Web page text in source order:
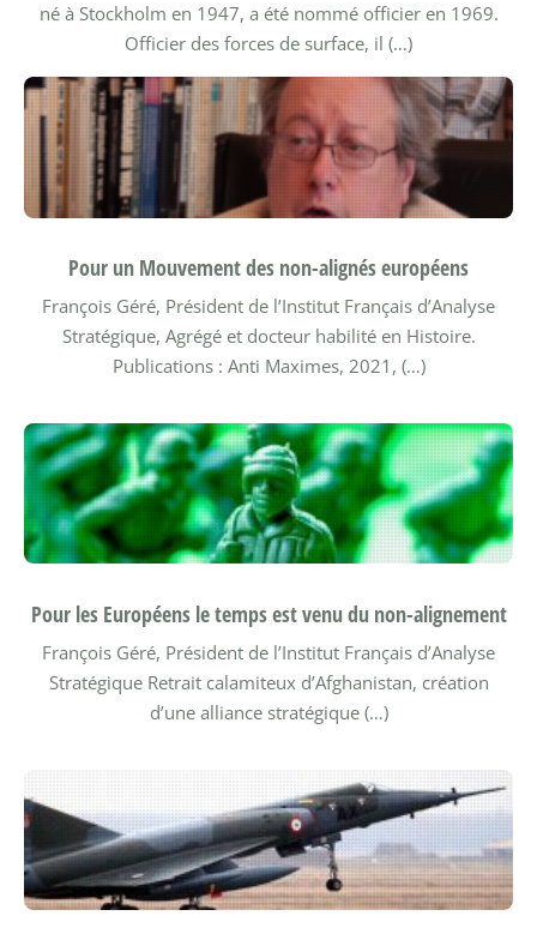
né à Stockholm en 1947, a été nommé officier en 1969.
Officier des forces de surface, il (…)
Pour un Mouvement des non-alignés européens
François Géré, Président de l’Institut Français d’Analyse
Stratégique, Agrégé et docteur habilité en Histoire.
Publications : Anti Maximes, 2021, (…)
Pour les Européens le temps est venu du non-alignement
François Géré, Président de l’Institut Français d’Analyse
Stratégique Retrait calamiteux d’Afghanistan, création
d’une alliance stratégique (…)